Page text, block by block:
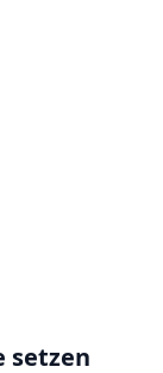
setzen